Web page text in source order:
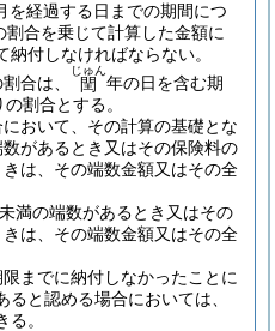
を経過する日までの期間につ
割合を乗じて計算した金額に
付しなければならない。
合は、 閏
じゅん
年の日を含む期
割合とする。
おいて、その計算の基礎とな
があるとき又はその保険料の
は、その端数金額又はその全
満の端数があるとき又はその
は、その端数金額又はその全
までに納付しなかったことに
と認める場合においては、
。